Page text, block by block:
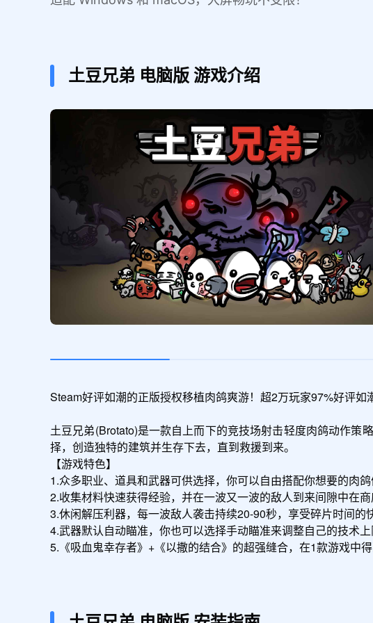
土豆兄弟 电脑版 游戏介绍
Steam好评如潮的正版授权移植肉鸽爽游！超2万玩家97%好评如
土豆兄弟(Brotato)是一款自上而下的竞技场射击轻度肉鸽动作
择，创造独特的建筑并生存下去，直到救援到来。
【游戏特色】
1.众多职业、道具和武器可供选择，你可以自由搭配你想要的肉
2.收集材料快速获得经验，并在一波又一波的敌人到来间隙中在
3.休闲解压利器，每一波敌人袭击持续20-90秒，享受碎片时间的
4.武器默认自动瞄准，你也可以选择手动瞄准来调整自己的技术上
5.《吸血鬼幸存者》+《以撒的结合》的超强缝合，在1款游戏中得